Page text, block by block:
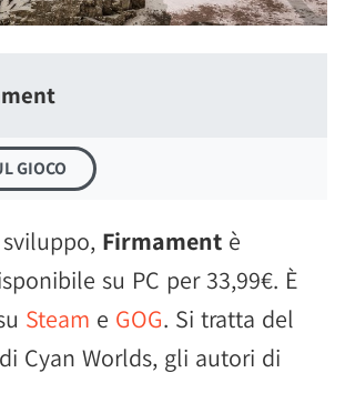
GIOCO
Firmament è
su PC per 33,99€. È
Steam e GOG. Si tratta del
Cyan Worlds, gli autori di